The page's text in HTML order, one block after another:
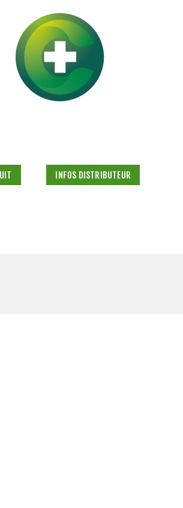
INFOS DISTRIBUTEUR